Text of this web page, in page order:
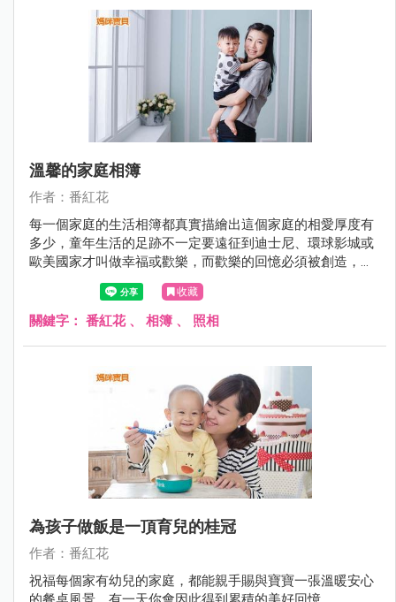
溫馨的家庭相簿
作者：番紅花
每一個家庭的生活相簿都真實描繪出這個家庭的相愛厚度有
多少，童年生活的足跡不一定要遠征到迪士尼、環球影城或
歐美國家才叫做幸福或歡樂，而歡樂的回憶必須被創造，最
後才能被留存。
收藏
關鍵字： 番紅花、 相簿 、 照相
為孩子做飯是一頂育兒的桂冠
作者：番紅花
祝福每個家有幼兒的家庭，都能親手賜與寶寶一張溫暖安心